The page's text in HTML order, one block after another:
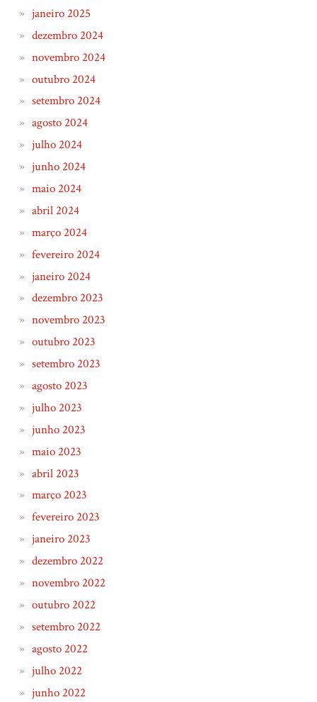
janeiro 2025
dezembro 2024
novembro 2024
outubro 2024
setembro 2024
agosto 2024
julho 2024
junho 2024
maio 2024
abril 2024
março 2024
fevereiro 2024
janeiro 2024
dezembro 2023
novembro 2023
outubro 2023
setembro 2023
agosto 2023
julho 2023
junho 2023
maio 2023
abril 2023
março 2023
fevereiro 2023
janeiro 2023
dezembro 2022
novembro 2022
outubro 2022
setembro 2022
agosto 2022
julho 2022
junho 2022